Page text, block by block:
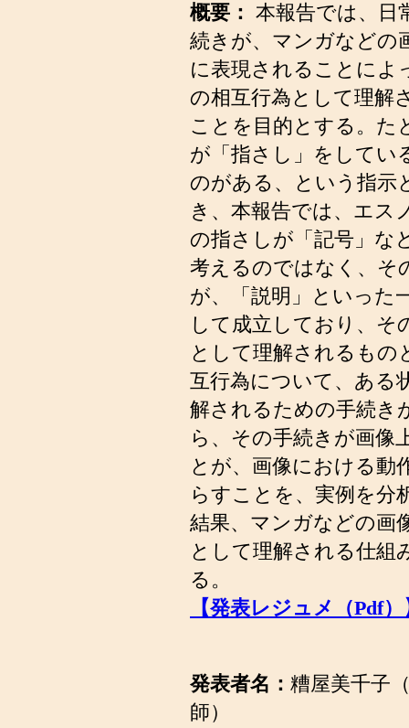
概要： 本報告では、日
続きが、マンガなどの
に表現されることによ
の相互行為として理解
ことを目的とする。た
が「指さし」をしてい
のがある、という指示
き、本報告では、エス
の指さしが「記号」な
考えるのではなく、そ
が、「説明」といった
して成立しており、そ
として理解されるもの
互行為について、ある
解されるための手続き
ら、その手続きが画像
とが、画像における動
らすことを、実例を分
結果、マンガなどの画
として理解される仕組
る。
【発表レジュメ（Pdf）
発表者名： 糟屋美千子
師）